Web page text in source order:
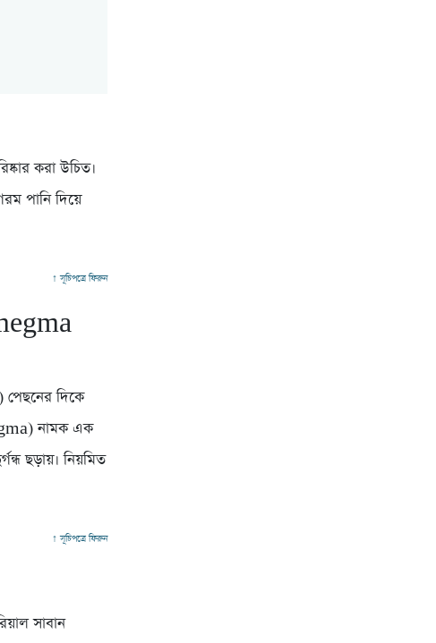
করা উচিত।
পানি দিয়ে
↑ সূচিপত্রে ফিরুন
পেছনের দিকে
নামক এক
ছড়ায়। নিয়মিত
↑ সূচিপত্রে ফিরুন
সাবান